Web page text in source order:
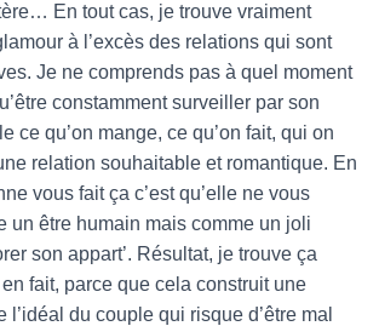
En tout cas, je trouve vraiment
à l’excès des relations qui sont
Je ne comprends pas à quel moment
constamment surveiller par son
ce qu’on mange, ce qu’on fait, qui on
relation souhaitable et romantique. En
vous fait ça c’est qu’elle ne vous
un être humain mais comme un joli
son appart’. Résultat, je trouve ça
fait, parce que cela construit une
l’idéal du couple qui risque d’être mal